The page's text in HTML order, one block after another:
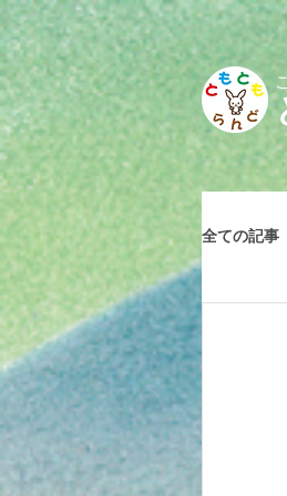
全ての記事